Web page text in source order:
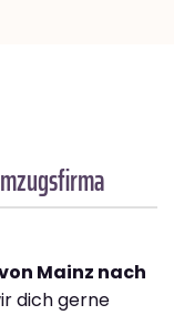
Mainz nach
dich gerne